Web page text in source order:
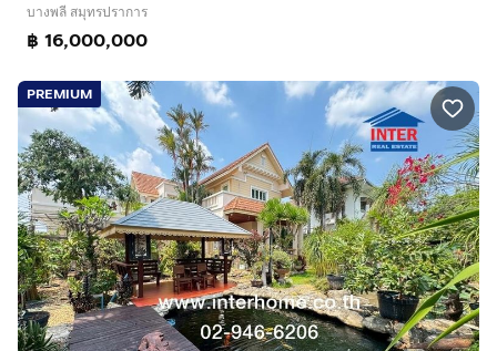
บางพลี สมุทรปราการ
฿ 16,000,000
PREMIUM